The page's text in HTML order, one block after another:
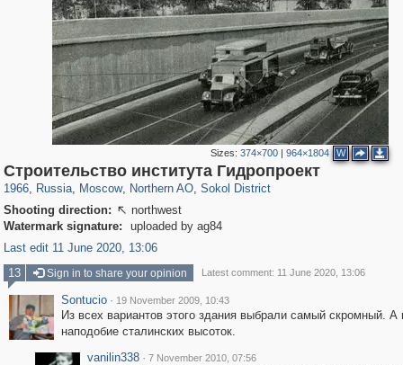
Sizes:374×700 |964×1804 W
Строительство института Гидропроект
1966, Russia
1,406,257 29,243
, Moscow
319,779 8,286
, Northern AO
22,533 598
, Sokol District
3,442 98
Shooting direction:  northwest
Watermark signature:
uploaded by ag84
Last edit 11 June 2020, 13:06
13
Sign in to share your opinion Latest comment: 11 June 2020, 13:06
Sontucio · 19 November 2009, 10:43
Из всех вариантов этого здания выбрали самый скромный.
наподобие сталинских высоток.
vanilin338 · 7 November 2010, 07:56